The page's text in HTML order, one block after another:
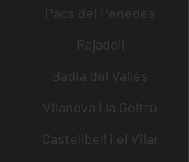
Pacs del Penedès
Rajadell
Badia del Vallès
Vilanova i la Geltrú
Castellbell i el Vilar